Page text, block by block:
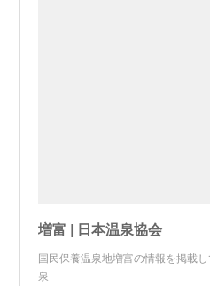
増富 | 日本温泉協会
国民保養温泉地増富の情報を掲載
泉